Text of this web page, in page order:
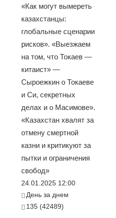
«Как могут вымереть
казахстанцы:
глобальные сценарии
рисков». «Выезжаем
на том, что Токаев —
китаист» —
Сыроежкин о Токаеве
и Си, секретных
делах и о Масимове».
«Казахстан хвалят за
отмену смертной
казни и критикуют за
пытки и ограничения
свобод»
24.01.2025 12:00
День за днем
135 (42489)